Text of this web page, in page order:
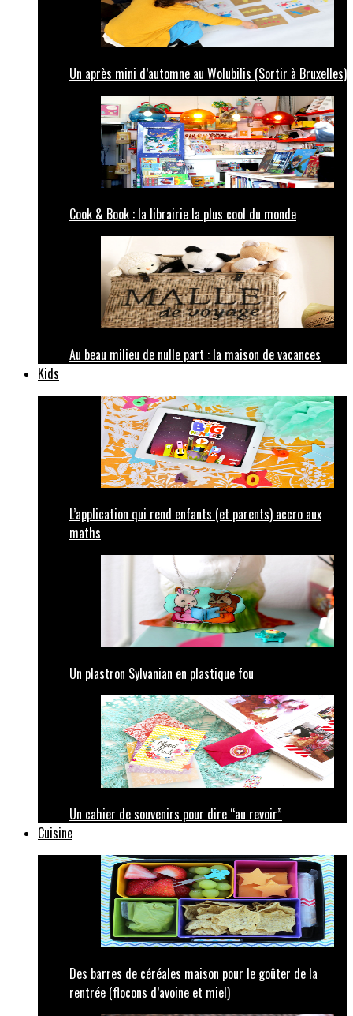
Un après mini d’automne au Wolubilis (Sortir à Bruxelles)
Cook & Book : la librairie la plus cool du monde
Au beau milieu de nulle part : la maison de vacances
Kids
L’application qui rend enfants (et parents) accro aux
maths
Un plastron Sylvanian en plastique fou
Un cahier de souvenirs pour dire “au revoir”
Cuisine
Des barres de céréales maison pour le goûter de la
rentrée (flocons d’avoine et miel)